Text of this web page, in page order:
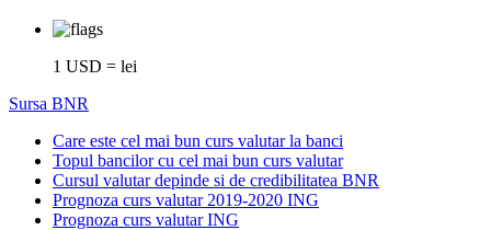
1 USD = lei
Sursa BNR
Care este cel mai bun curs valutar la banci
Topul bancilor cu cel mai bun curs valutar
Cursul valutar depinde si de credibilitatea BNR
Prognoza curs valutar 2019-2020 ING
Prognoza curs valutar ING